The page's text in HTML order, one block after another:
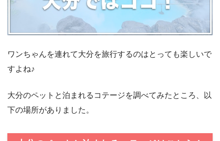
ワンちゃんを連れて大分を旅行するのはとっても楽しいで
すよね♪
大分のペットと泊まれるコテージを調べてみたところ、以
下の場所がありました。